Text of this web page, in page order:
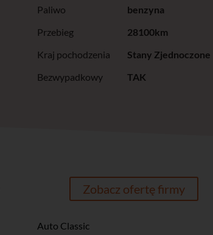
Paliwo
benzyna
Przebieg
28100km
Kraj pochodzenia
Stany Zjednoczone
Bezwypadkowy
TAK
Zobacz ofertę firmy
Auto Classic